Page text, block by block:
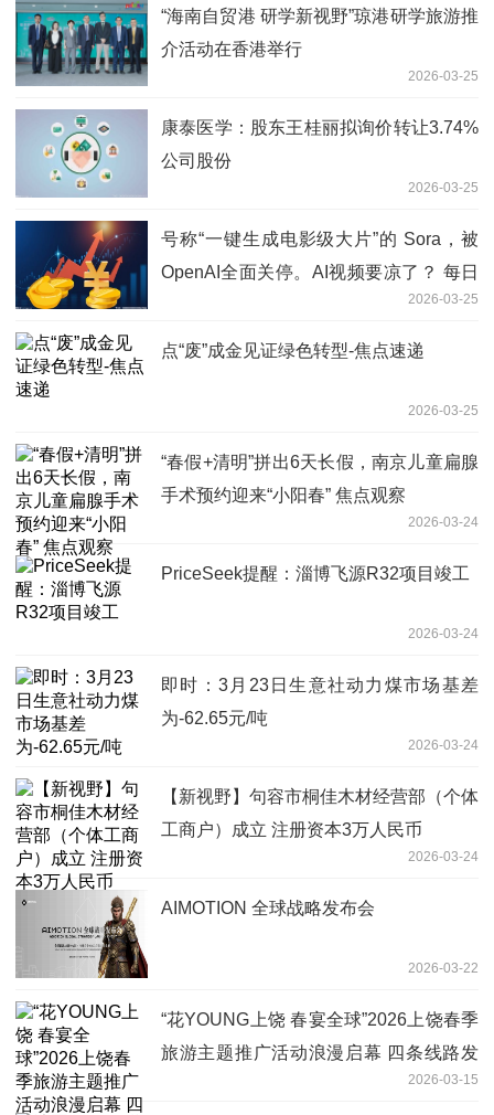
“海南自贸港 研学新视野”琼港研学旅游推
介活动在香港举行
2026-03-25
康泰医学：股东王桂丽拟询价转让3.74%
公司股份
2026-03-25
号称“一键生成电影级大片”的 Sora，被
OpenAI全面关停。AI视频要凉了？ 每日
2026-03-25
点“废”成金见证绿色转型-焦点速递
2026-03-25
“春假+清明”拼出6天长假，南京儿童扁腺
手术预约迎来“小阳春” 焦点观察
2026-03-24
PriceSeek提醒：淄博飞源R32项目竣工
2026-03-24
即时：3月23日生意社动力煤市场基差
为-62.65元/吨
2026-03-24
【新视野】句容市桐佳木材经营部（个体
工商户）成立 注册资本3万人民币
2026-03-24
AIMOTION 全球战略发布会
2026-03-22
“花YOUNG上饶 春宴全球”2026上饶春季
旅游主题推广活动浪漫启幕 四条线路发
2026-03-15